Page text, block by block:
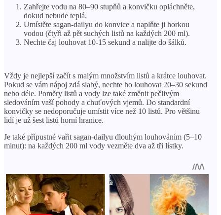
Zahřejte vodu na 80–90 stupňů a konvičku opláchněte,
dokud nebude teplá.
Umístěte sagan-dailyu do konvice a naplňte ji horkou
vodou (čtyři až pět suchých listů na každých 200 ml).
Nechte čaj louhovat 10-15 sekund a nalijte do šálků.
Vždy je nejlepší začít s malým množstvím listů a krátce louhovat.
Pokud se vám nápoj zdá slabý, nechte ho louhovat 20–30 sekund
nebo déle. Poměry listů a vody lze také změnit pečlivým
sledováním vaší pohody a chuťových vjemů. Do standardní
konvičky se nedoporučuje umístit více než 10 listů. Pro většinu
lidí je už šest listů horní hranice.
Je také přípustné vařit sagan-dailyu dlouhým louhováním (5–10
minut): na každých 200 ml vody vezměte dva až tři lístky.